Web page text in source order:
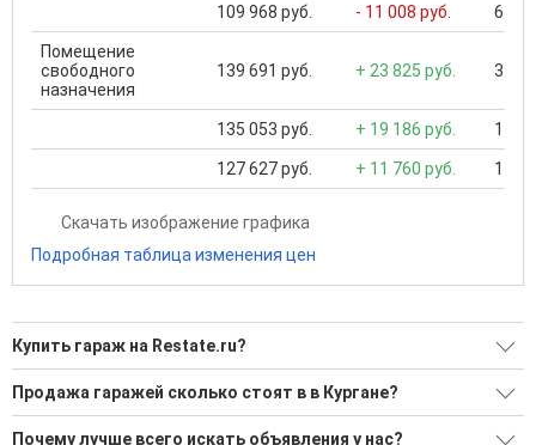
109 968 руб. - 11 008 руб. 645
Помещение
свободного
назначения
139 691 руб. + 23 825 руб. 3
135 053 руб. + 19 186 руб. 1
127 627 руб. + 11 760 руб. 1
Скачать изображение графика
Подробная таблица изменения цен
Купить гараж на Restate.ru?
Ищите, как Купить гараж?
11 актуальных и проверенных объявлений
Продажа гаражей сколько стоят в в Кургане?
Минимальная цена: 96 594 Р. Максимальная цена: 800 016 Р;
Почему лучше всего искать объявления у нас?